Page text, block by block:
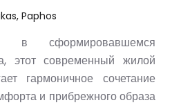
Paphos
в сформировавшемся
этот современный жилой
гармоничное сочетание
и прибрежного образа